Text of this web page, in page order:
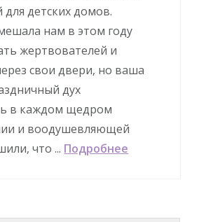
для детских домов.
нам в этом году
жертвователей и
свои двери, но ваша
дух
в каждом щедром
и воодушевляющей
что ... Подробнее